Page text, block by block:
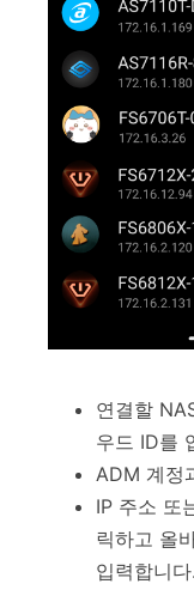
연결할
우드 ID를
ADM 계정
IP 주소 또
릭하고 올
입력합니다.